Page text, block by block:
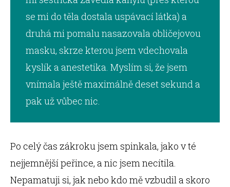
se mi do těla dostala uspávací látka) a
druhá mi pomalu nasazovala obličejovou
masku, skrze kterou jsem vdechovala
kyslík a anestetika. Myslím si, že jsem
vnímala ještě maximálně deset sekund a
pak už vůbec nic.
Po celý čas zákroku jsem spinkala, jako v té
nejjemnější peřince, a nic jsem necítila.
Nepamatuji si, jak nebo kdo mě vzbudil a skoro